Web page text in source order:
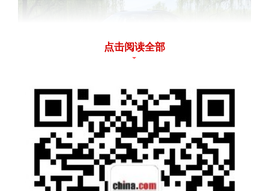
皓极定位于一款紧凑级SUV，有着4720/1910/
1702mm的车身尺寸，轴距达到了2825mm。
没错，就是2825mm的轴距，甚至已经超过了
点击阅读全部